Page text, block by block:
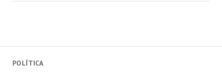
POLÍTICA